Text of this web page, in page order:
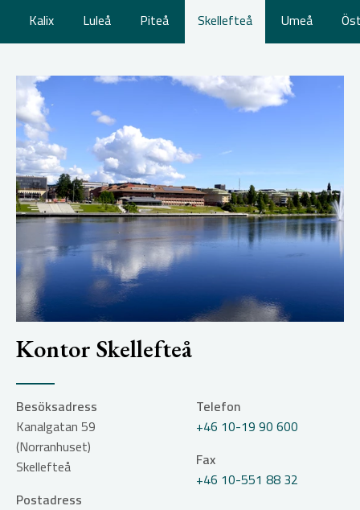
Kalix Luleå Piteå Skellefteå Umeå
Kontor Skellefteå
Besöksadress
Kanalgatan 59
(Norranhuset)
Skellefteå
Postadress
Telefon
+46 10-19 90 600
Fax
+46 10-551 88 32